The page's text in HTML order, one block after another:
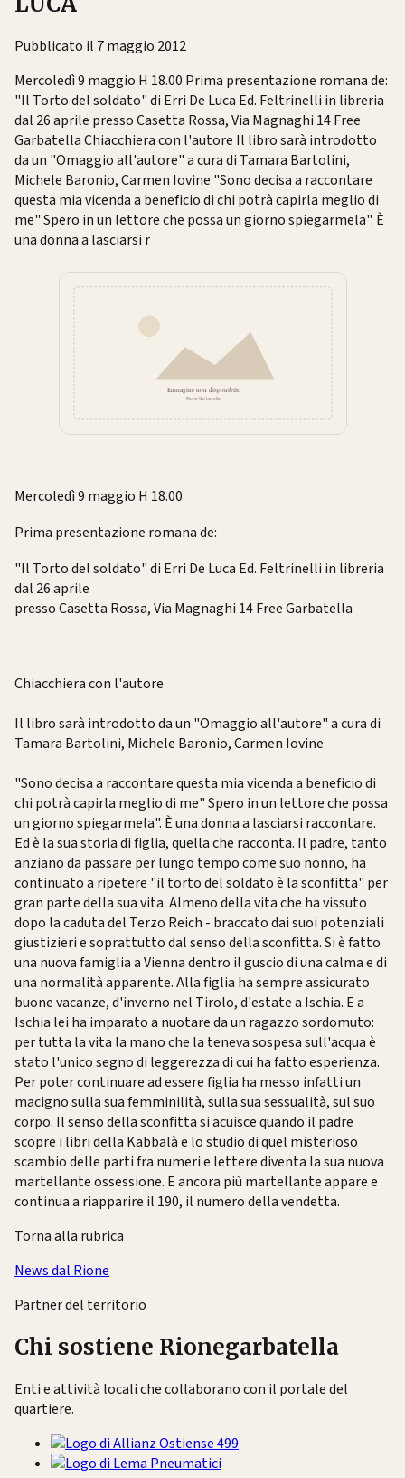
Pubblicato il 7 maggio 2012
Mercoledì 9 maggio H 18.00 Prima presentazione romana de:
"Il Torto del soldato" di Erri De Luca Ed. Feltrinelli in libreria
dal 26 aprile presso Casetta Rossa, Via Magnaghi 14 Free
Garbatella Chiacchiera con l'autore Il libro sarà introdotto
da un "Omaggio all'autore" a cura di Tamara Bartolini,
Michele Baronio, Carmen Iovine "Sono decisa a raccontare
questa mia vicenda a beneficio di chi potrà capirla meglio di
me" Spero in un lettore che possa un giorno spiegarmela". È
una donna a lasciarsi r
Mercoledì 9 maggio H 18.00
Prima presentazione romana de:
"Il Torto del soldato" di Erri De Luca Ed. Feltrinelli in libreria
dal 26 aprile
presso Casetta Rossa, Via Magnaghi 14 Free Garbatella
Chiacchiera con l'autore
Il libro sarà introdotto da un "Omaggio all'autore" a cura di
Tamara Bartolini, Michele Baronio, Carmen Iovine
"Sono decisa a raccontare questa mia vicenda a beneficio di
chi potrà capirla meglio di me" Spero in un lettore che possa
un giorno spiegarmela". È una donna a lasciarsi raccontare.
Ed è la sua storia di figlia, quella che racconta. Il padre, tanto
anziano da passare per lungo tempo come suo nonno, ha
continuato a ripetere "il torto del soldato è la sconfitta" per
gran parte della sua vita. Almeno della vita che ha vissuto
dopo la caduta del Terzo Reich - braccato dai suoi potenziali
giustizieri e soprattutto dal senso della sconfitta. Si è fatto
una nuova famiglia a Vienna dentro il guscio di una calma e di
una normalità apparente. Alla figlia ha sempre assicurato
buone vacanze, d'inverno nel Tirolo, d'estate a Ischia. E a
Ischia lei ha imparato a nuotare da un ragazzo sordomuto:
per tutta la vita la mano che la teneva sospesa sull'acqua è
stato l'unico segno di leggerezza di cui ha fatto esperienza.
Per poter continuare ad essere figlia ha messo infatti un
macigno sulla sua femminilità, sulla sua sessualità, sul suo
corpo. Il senso della sconfitta si acuisce quando il padre
scopre i libri della Kabbalà e lo studio di quel misterioso
scambio delle parti fra numeri e lettere diventa la sua nuova
martellante ossessione. E ancora più martellante appare e
continua a riapparire il 190, il numero della vendetta.
Torna alla rubrica
News dal Rione
Partner del territorio
Chi sostiene Rionegarbatella
Enti e attività locali che collaborano con il portale del
quartiere.